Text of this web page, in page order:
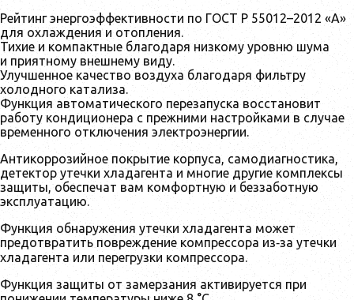
Рейтинг энергоэффективности по ГОСТ Р 55012–2012 «A»
для охлаждения и отопления.
Тихие и компактные благодаря низкому уровню шума
и приятному внешнему виду.
Улучшенное качество воздуха благодаря фильтру
холодного катализа.
Функция автоматического перезапуска восстановит
работу кондиционера с прежними настройками в случае
временного отключения электроэнергии.
Антикоррозийное покрытие корпуса, самодиагностика,
детектор утечки хладагента и многие другие комплексы
защиты, обеспечат вам комфортную и беззаботную
эксплуатацию.
Функция обнаружения утечки хладагента может
предотвратить повреждение компрессора из‑за утечки
хладагента или перегрузки компрессора.
Функция защиты от замерзания активируется при